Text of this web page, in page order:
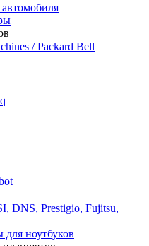
/ Packard Bell
DNS, Prestigio, Fujitsu,
для ноутбуков